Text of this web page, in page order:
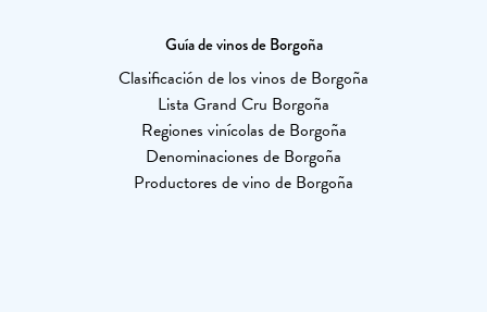
Guía de vinos de Borgoña
Clasificación de los vinos de Borgoña
Lista Grand Cru Borgoña
Regiones vinícolas de Borgoña
Denominaciones de Borgoña
Productores de vino de Borgoña